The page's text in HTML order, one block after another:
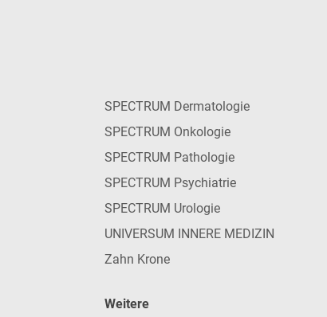
SPECTRUM Dermatologie
SPECTRUM Onkologie
SPECTRUM Pathologie
SPECTRUM Psychiatrie
SPECTRUM Urologie
UNIVERSUM INNERE MEDIZIN
Zahn Krone
Weitere